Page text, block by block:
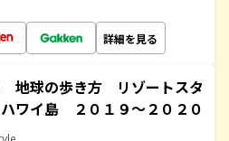
詳細を見る
地球の歩き方 リゾートスタ
ワイ島 ２０１９～２０２０